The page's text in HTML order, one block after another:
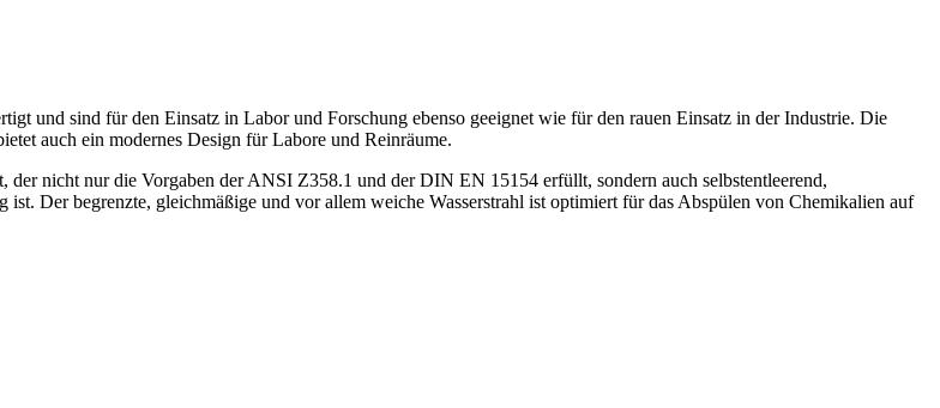
und sind für den Einsatz in Labor und Forschung ebenso geeignet wie für den rauen Einsatz in der Industrie. Die
auch ein modernes Design für Labore und Reinräume.
nicht nur die Vorgaben der ANSI Z358.1 und der DIN EN 15154 erfüllt, sondern auch selbstentleerend,
Der begrenzte, gleichmäßige und vor allem weiche Wasserstrahl ist optimiert für das Abspülen von Chemikalien auf